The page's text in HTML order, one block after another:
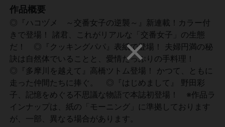
作品概要
◎『ハコヅメ ～交番女子の逆襲～』新連載！カラー付
きで登場！ 諸君、これがリアルな「交番女子」の生態
だ！ ◎『クッキングパパ』表紙で登場！ 夫婦円満の秘
訣は自然体でいることと、愛情たっぷりの手料理！
◎『多摩川を越えて』高橋ツトム登場！ かつて、ともに
走った仲間たちに捧ぐ。 ◎『はじめまして』 野田彩
子、記憶をめぐる不思議な物語で本誌初登場！ ※作品ラ
インナップは、紙の「モーニング」に準拠しております
が、一部、異なる場合があります。